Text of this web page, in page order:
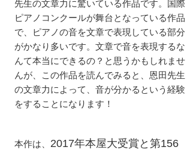
先生の文章力に驚いている作品です。国際
ピアノコンクールが舞台となっている作品
で、ピアノの音を文章で表現している部分
がかなり多いです。文章で音を表現するな
んて本当にできるの？と思うかもしれませ
んが、この作品を読んでみると、恩田先生
の文章力によって、音が分かるという経験
をすることになります！
本作は、 2017年本屋大受賞と第156